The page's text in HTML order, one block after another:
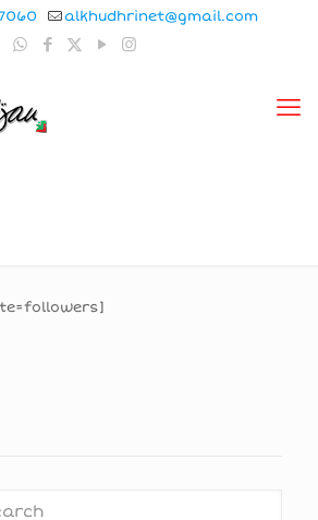
alkhudhrinet@gmail.com